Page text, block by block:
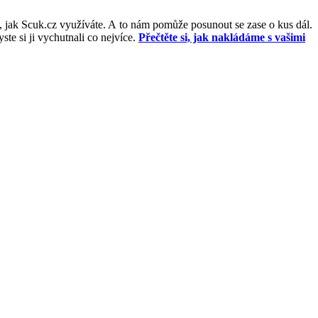
Scuk.cz využíváte. A to nám pomůže posunout se zase o kus dál.
si ji vychutnali co nejvíce. Přečtěte si, jak nakládáme s vašimi